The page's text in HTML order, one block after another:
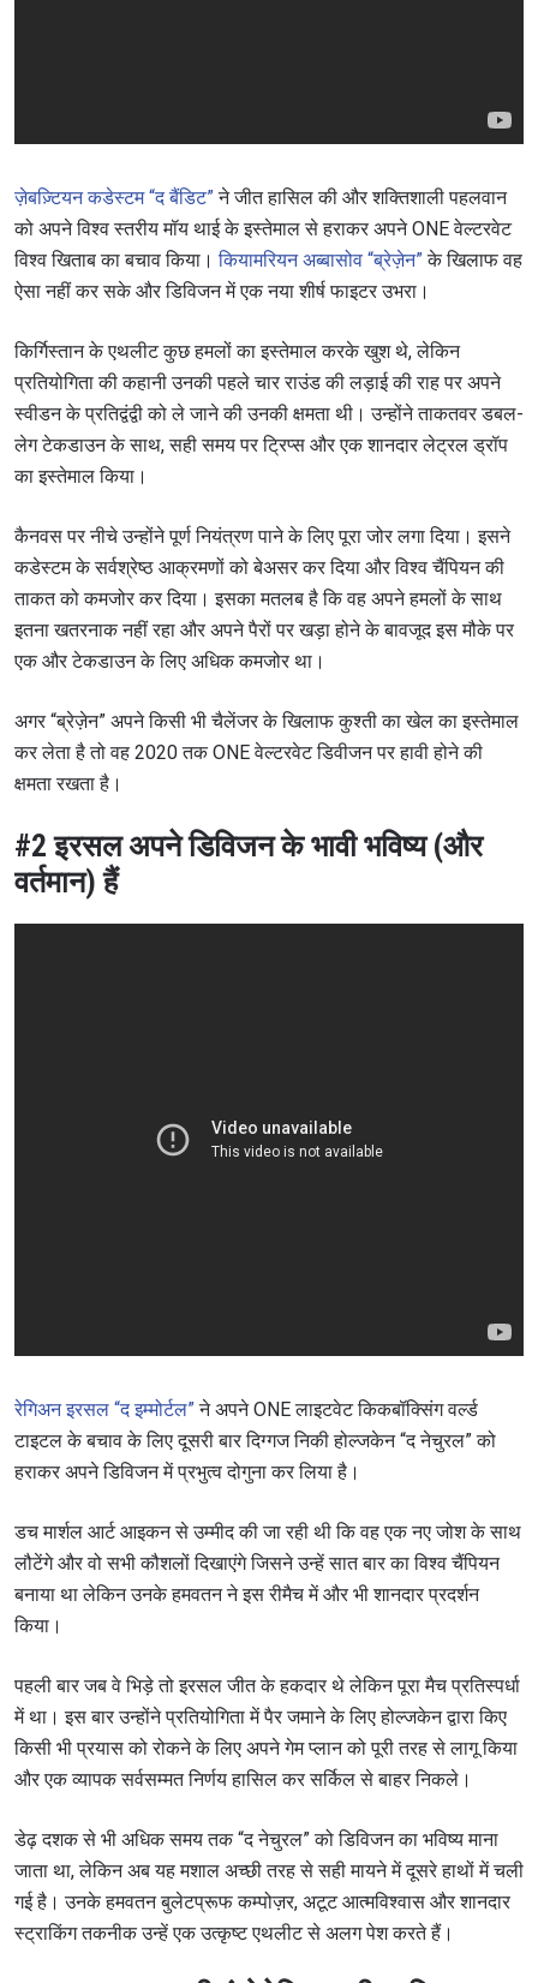
ज़ेबज़्टियन कडेस्टम “द बैंडिट”ने जीत हासिल की और शक्तिशाली पहलवान
को अपने विश्व स्तरीय मॉय थाई के इस्तेमाल से हराकर अपने ONE वेल्टरवेट
विश्व खिताब का बचाव किया।कियामरियन अब्बासोव “ब्रेज़ेन”के खिलाफ वह
ऐसा नहीं कर सके और डिविजन में एक नया शीर्ष फाइटर उभरा।
किर्गिस्तान के एथलीट कुछ हमलों का इस्तेमाल करके खुश थे, लेकिन
प्रतियोगिता की कहानी उनकी पहले चार राउंड की लड़ाई की राह पर अपने
स्वीडन के प्रतिद्वंद्वी को ले जाने की उनकी क्षमता थी। उन्होंने ताकतवर डबल-
लेग टेकडाउन के साथ, सही समय पर टि्रप्स और एक शानदार लेट्रल ड्रॉप
का इस्तेमाल किया।
कैनवस पर नीचे उन्होंने पूर्ण नियंत्रण पाने के लिए पूरा जोर लगा दिया। इसने
कडेस्टम के सर्वश्रेष्ठ आक्रमणों को बेअसर कर दिया और विश्व चैंपियन की
ताकत को कमजोर कर दिया। इसका मतलब है कि वह अपने हमलों के साथ
इतना खतरनाक नहीं रहा और अपने पैरों पर खड़ा होने के बावजूद इस मौके पर
एक और टेकडाउन के लिए अधिक कमजोर था।
अगर “ब्रेज़ेन” अपने किसी भी चैलेंजर के खिलाफ कुश्ती का खेल का इस्तेमाल
कर लेता है तो वह 2020 तक ONE वेल्टरवेट डिवीजन पर हावी होने की
क्षमता रखता है।
#2 इरसल अपने डिविजन के भावी भविष्य (और
वर्तमान) हैं
रेगिअन इरसल “द इम्मोर्टल”ने अपने ONE लाइटवेट किकबॉक्सिंग वर्ल्ड
टाइटल के बचाव के लिए दूसरी बार दिग्गज निकी होल्जकेन “द नेचुरल” को
हराकर अपने डिविजन में प्रभुत्व दोगुना कर लिया है।
डच मार्शल आर्ट आइकन से उम्मीद की जा रही थी कि वह एक नए जोश के साथ
लौटेंगे और वो सभी कौशलों दिखाएंगे जिसने उन्हें सात बार का विश्व चैंपियन
बनाया था लेकिन उनके हमवतन ने इस रीमैच में और भी शानदार प्रदर्शन
किया।
पहली बार जब वे भिड़े तो इरसल जीत के हकदार थे लेकिन पूरा मैच प्रतिस्पर्धा
में था। इस बार उन्होंने प्रतियोगिता में पैर जमाने के लिए होल्जकेन द्वारा किए
किसी भी प्रयास को रोकने के लिए अपने गेम प्लान को पूरी तरह से लागू किया
और एक व्यापक सर्वसम्मत निर्णय हासिल कर सर्किल से बाहर निकले।
डेढ़ दशक से भी अधिक समय तक “द नेचुरल” को डिविजन का भविष्य माना
जाता था, लेकिन अब यह मशाल अच्छी तरह से सही मायने में दूसरे हाथों में चली
गई है। उनके हमवतन बुलेटप्रूफ कम्पोज़र, अटूट आत्मविश्वास और शानदार
स्ट्राकिंग तकनीक उन्हें एक उत्कृष्ट एथलीट से अलग पेश करते हैं।